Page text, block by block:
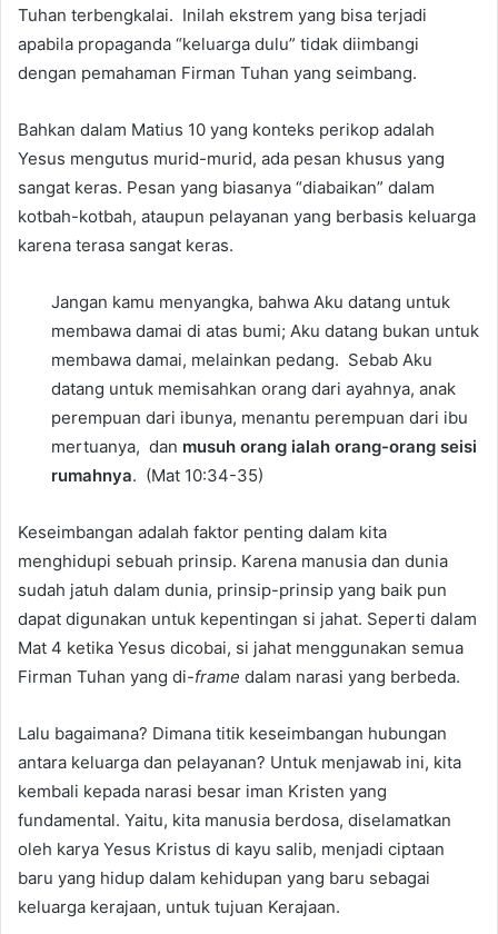
Tuhan terbengkalai. Inilah ekstrem yang bisa terjadi
apabila propaganda “keluarga dulu” tidak diimbangi
dengan pemahaman Firman Tuhan yang seimbang.
Bahkan dalam Matius 10 yang konteks perikop adalah
Yesus mengutus murid-murid, ada pesan khusus yang
sangat keras. Pesan yang biasanya “diabaikan” dalam
kotbah-kotbah, ataupun pelayanan yang berbasis keluarga
karena terasa sangat keras.
Jangan kamu menyangka, bahwa Aku datang untuk
membawa damai di atas bumi; Aku datang bukan untuk
membawa damai, melainkan pedang. Sebab Aku
datang untuk memisahkan orang dari ayahnya, anak
perempuan dari ibunya, menantu perempuan dari ibu
mertuanya, dan musuh orang ialah orang-orang seisi
rumahnya. (Mat 10:34-35)
Keseimbangan adalah faktor penting dalam kita
menghidupi sebuah prinsip. Karena manusia dan dunia
sudah jatuh dalam dunia, prinsip-prinsip yang baik pun
dapat digunakan untuk kepentingan si jahat. Seperti dalam
Mat 4 ketika Yesus dicobai, si jahat menggunakan semua
Firman Tuhan yang di-frame dalam narasi yang berbeda.
Lalu bagaimana? Dimana titik keseimbangan hubungan
antara keluarga dan pelayanan? Untuk menjawab ini, kita
kembali kepada narasi besar iman Kristen yang
fundamental. Yaitu, kita manusia berdosa, diselamatkan
oleh karya Yesus Kristus di kayu salib, menjadi ciptaan
baru yang hidup dalam kehidupan yang baru sebagai
keluarga kerajaan, untuk tujuan Kerajaan.